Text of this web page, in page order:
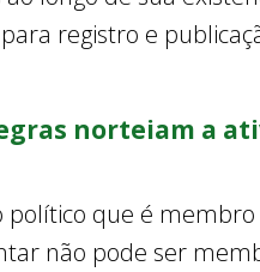
registro e
norteiam a
político que é
não pode ser